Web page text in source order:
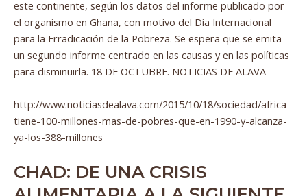
este continente, según los datos del informe publicado por
el organismo en Ghana, con motivo del Día Internacional
para la Erradicación de la Pobreza. Se espera que se emita
un segundo informe centrado en las causas y en las políticas
para disminuirla. 18 DE OCTUBRE. NOTICIAS DE ALAVA
http://www.noticiasdealava.com/2015/10/18/sociedad/africa-
tiene-100-millones-mas-de-pobres-que-en-1990-y-alcanza-
ya-los-388-millones
CHAD: DE UNA CRISIS